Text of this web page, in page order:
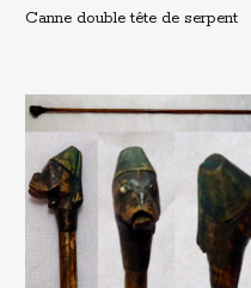
Canne double tête de serpent